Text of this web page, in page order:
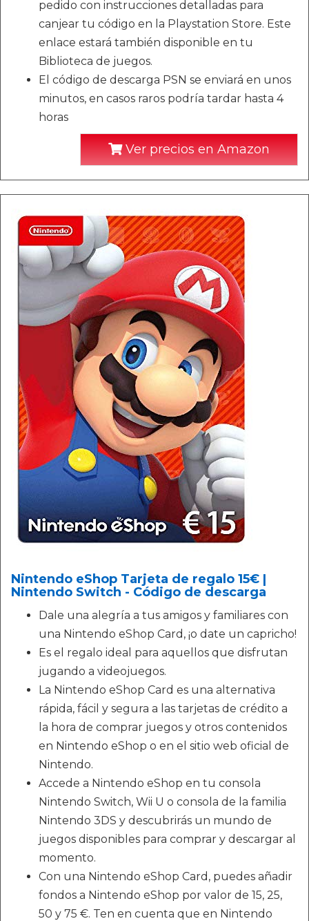
pedido con instrucciones detalladas para
canjear tu código en la Playstation Store. Este
enlace estará también disponible en tu
Biblioteca de juegos.
El código de descarga PSN se enviará en unos
minutos, en casos raros podría tardar hasta 4
horas
Ver precios en Amazon
Nintendo eShop Tarjeta de regalo 15€ |
Nintendo Switch - Código de descarga
Dale una alegría a tus amigos y familiares con
una Nintendo eShop Card, ¡o date un capricho!
Es el regalo ideal para aquellos que disfrutan
jugando a videojuegos.
La Nintendo eShop Card es una alternativa
rápida, fácil y segura a las tarjetas de crédito a
la hora de comprar juegos y otros contenidos
en Nintendo eShop o en el sitio web oficial de
Nintendo.
Accede a Nintendo eShop en tu consola
Nintendo Switch, Wii U o consola de la familia
Nintendo 3DS y descubrirás un mundo de
juegos disponibles para comprar y descargar al
momento.
Con una Nintendo eShop Card, puedes añadir
fondos a Nintendo eShop por valor de 15, 25,
50 y 75 €. Ten en cuenta que en Nintendo